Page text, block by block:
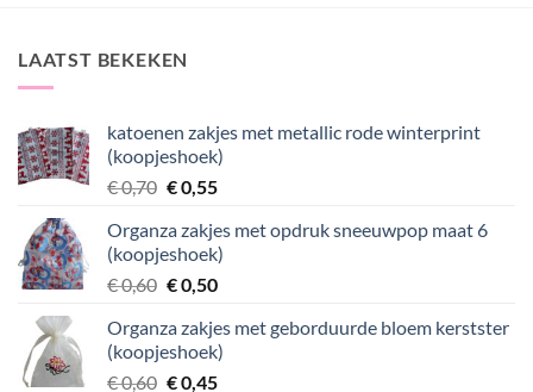
LAATST BEKEKEN
katoenen zakjes met metallic rode winterprint
(koopjeshoek)
€0,70 Oorspronkelijke
was:
€ 0,70.
€0,55Huidige
is:
€ 0,55.
Organza zakjes met opdruk sneeuwpop maat 6
(koopjeshoek)
€0,60 Oorspronkelijke
was:
€ 0,60.
€0,50Huidige
is:
€ 0,50.
Organza zakjes met geborduurde bloem kerstster
(koopjeshoek)
€0,60 Oorspronkelijke
€0,45Huidige